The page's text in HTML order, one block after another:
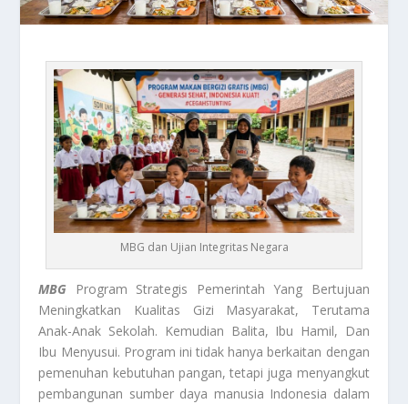
MBG dan Ujian Integritas Negara
MBG Program Strategis Pemerintah Yang Bertujuan
Meningkatkan Kualitas Gizi Masyarakat, Terutama
Anak-Anak Sekolah. Kemudian Balita, Ibu Hamil, Dan
Ibu Menyusui. Program ini tidak hanya berkaitan dengan
pemenuhan kebutuhan pangan, tetapi juga menyangkut
pembangunan sumber daya manusia Indonesia dalam